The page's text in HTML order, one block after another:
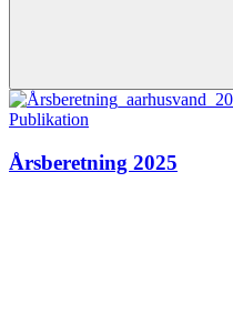
Publikation
Årsberetning 2025